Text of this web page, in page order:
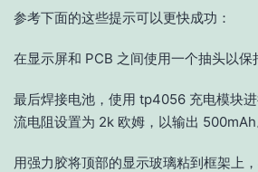
参考下面的这些提示可以更快成功：
在显示屏和 PCB 之间使用一个抽头以保
最后焊接电池，使用 tp4056 充电模块
流电阻设置为 2k 欧姆，以输出 500mAh
用强力胶将顶部的显示玻璃粘到框架上